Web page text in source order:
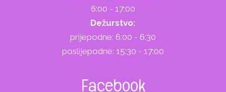
6:00 - 17:00
Dežurstvo:
prijepodne: 6:00 - 6:30
poslijepodne: 15:30 - 17:00
Facebook